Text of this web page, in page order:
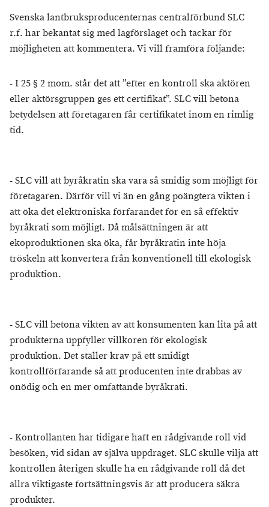
Svenska lantbruksproducenternas centralförbund SLC
r.f. har bekantat sig med lagförslaget och tackar för
möjligheten att kommentera. Vi vill framföra följande:
- I 25 § 2 mom. står det att ”efter en kontroll ska aktören
eller aktörsgruppen ges ett certifikat”. SLC vill betona
betydelsen att företagaren får certifikatet inom en rimlig
tid.
- SLC vill att byråkratin ska vara så smidig som möjligt för
företagaren. Därför vill vi än en gång poängtera vikten i
att öka det elektroniska förfarandet för en så effektiv
byråkrati som möjligt. Då målsättningen är att
ekoproduktionen ska öka, får byråkratin inte höja
tröskeln att konvertera från konventionell till ekologisk
produktion.
- SLC vill betona vikten av att konsumenten kan lita på att
produkterna uppfyller villkoren för ekologisk
produktion. Det ställer krav på ett smidigt
kontrollförfarande så att producenten inte drabbas av
onödig och en mer omfattande byråkrati.
- Kontrollanten har tidigare haft en rådgivande roll vid
besöken, vid sidan av själva uppdraget. SLC skulle vilja att
kontrollen återigen skulle ha en rådgivande roll då det
allra viktigaste fortsättningsvis är att producera säkra
produkter.